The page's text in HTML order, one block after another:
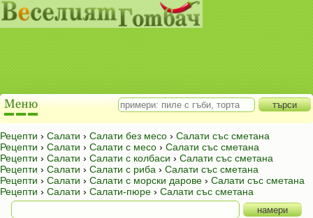
Рецепти › Салати › Салати без месо › Салати със сметана
Рецепти › Салати › Салати с месо › Салати със сметана
Рецепти › Салати › Салати с колбаси › Салати със сметана
Рецепти › Салати › Салати с риба › Салати със сметана
Рецепти › Салати › Салати с морски дарове › Салати със сметана
Рецепти › Салати › Салати-пюре › Салати със сметана